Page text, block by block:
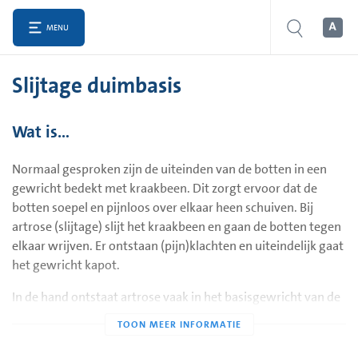
MENU
Slijtage duimbasis
Wat is…
Normaal gesproken zijn de uiteinden van de botten in een
gewricht bedekt met kraakbeen. Dit zorgt ervoor dat de
botten soepel en pijnloos over elkaar heen schuiven. Bij
artrose (slijtage) slijt het kraakbeen en gaan de botten tegen
elkaar wrijven. Er ontstaan (pijn)klachten en uiteindelijk gaat
het gewricht kapot.
In de hand ontstaat artrose vaak in het basisgewricht van de